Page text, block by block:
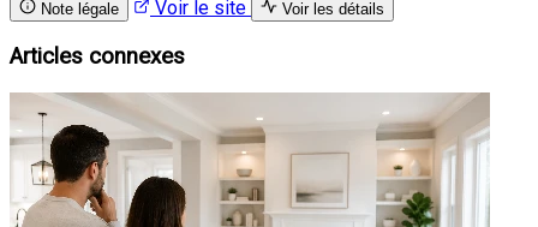
Note légale Voir le site Voir les détails
Articles connexes